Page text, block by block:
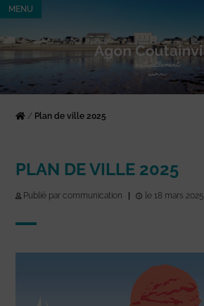
MENU
/ Plan de ville 2025
PLAN DE VILLE 2025
Publié par communication le 18 mars 2025